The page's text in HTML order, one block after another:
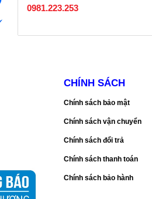
0981.223.253
CHÍNH SÁCH
Chính sách bảo mật
Chính sách vận chuyển
Chính sách đổi trả
Chính sách thanh toán
Chính sách bảo hành